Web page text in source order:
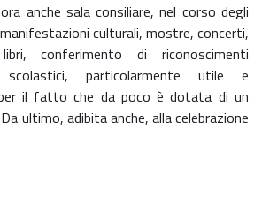
anche sala consiliare, nel corso degli
culturali, mostre, concerti,
conferimento di riconoscimenti
particolarmente utile e
il fatto che da poco è dotata di un
ultimo, adibita anche, alla celebrazione